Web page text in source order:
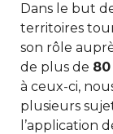
Dans le but
territoires
son rôle
de plus de
à ceux-ci,
plusieurs
l’application